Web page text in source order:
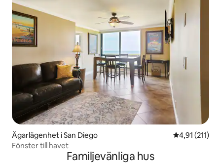
Ägarlägenhet i San Diego 4,91 av 5 i
4,91 (211)
Fönster till havet
Familjevänliga hus